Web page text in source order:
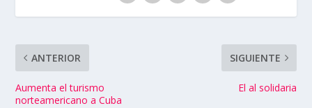
ANTERIOR
Aumenta el turismo
norteamericano a Cuba
SIGUIENTE
El al solidaria